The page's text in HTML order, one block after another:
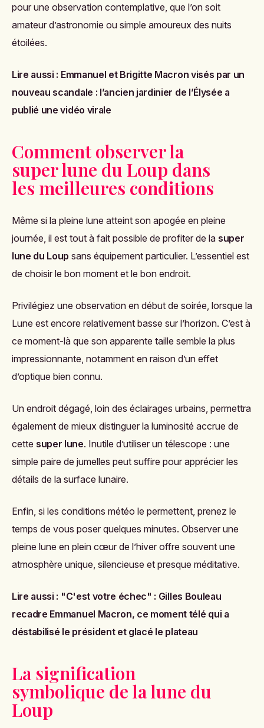
pour une observation contemplative, que l’on soit
amateur d’astronomie ou simple amoureux des nuits
étoilées.
Lire aussi : Emmanuel et Brigitte Macron visés par un
nouveau scandale : l’ancien jardinier de l’Élysée a
publié une vidéo virale
Comment observer la
super lune du Loup dans
les meilleures conditions
Même si la pleine lune atteint son apogée en pleine
journée, il est tout à fait possible de profiter de la super
lune du Loup sans équipement particulier. L’essentiel est
de choisir le bon moment et le bon endroit.
Privilégiez une observation en début de soirée, lorsque la
Lune est encore relativement basse sur l’horizon. C’est à
ce moment-là que son apparente taille semble la plus
impressionnante, notamment en raison d’un effet
d’optique bien connu.
Un endroit dégagé, loin des éclairages urbains, permettra
également de mieux distinguer la luminosité accrue de
cette super lune. Inutile d’utiliser un télescope : une
simple paire de jumelles peut suffire pour apprécier les
détails de la surface lunaire.
Enfin, si les conditions météo le permettent, prenez le
temps de vous poser quelques minutes. Observer une
pleine lune en plein cœur de l’hiver offre souvent une
atmosphère unique, silencieuse et presque méditative.
Lire aussi : "C'est votre échec" : Gilles Bouleau
recadre Emmanuel Macron, ce moment télé qui a
déstabilisé le président et glacé le plateau
La signification
symbolique de la lune du
Loup